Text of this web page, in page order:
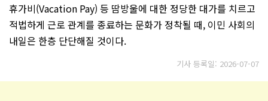
휴가비(Vacation Pay) 등 땀방울에 대한 정당한 대가를 치르고
적법하게 근로 관계를 종료하는 문화가 정착될 때, 이민 사회의
내일은 한층 단단해질 것이다.
기사 등록일: 2026-07-07